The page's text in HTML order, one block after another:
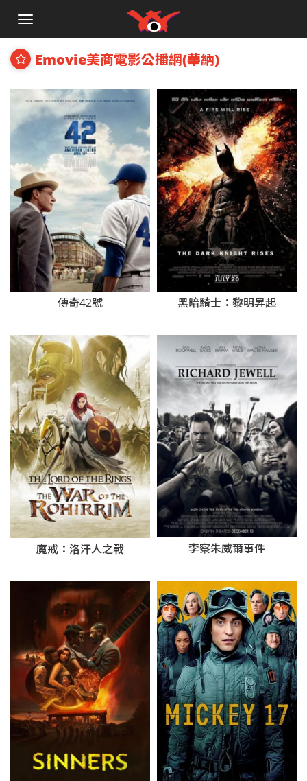
手
選
單
Emovie美商電影公播網(華納)
傳奇42號 黑暗騎士：黎明昇起
魔戒：洛汗人之戰 李察朱威爾事件